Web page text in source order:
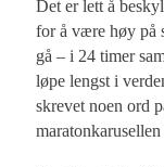
Det er lett å
for å være høy på
gå – i 24 timer
løpe lengst i
skrevet noen ord